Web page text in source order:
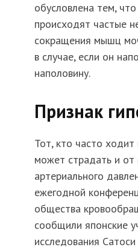
обусловлена тем,
происходят частые
сокращения мышц
в случае, если он
наполовину.
Признак
Тот, кто часто
может страдать и
артериального
ежегодной
общества
сообщили японские
исследования